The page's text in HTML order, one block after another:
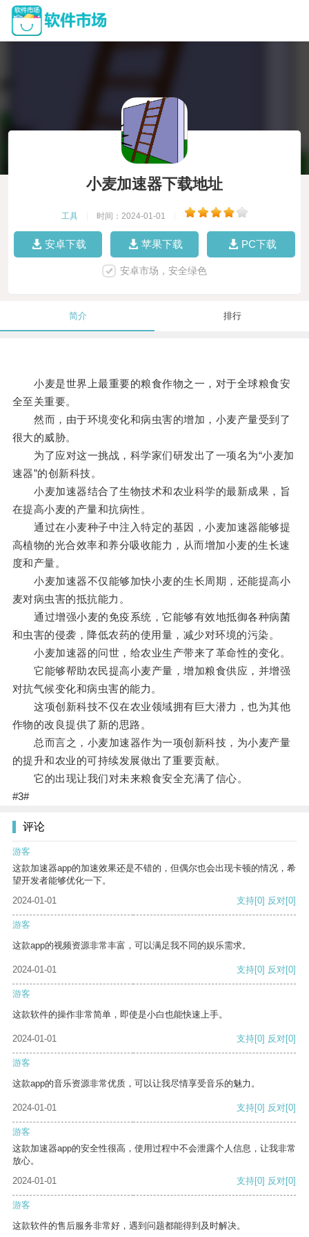
小麦加速器下载地址
工具 时间：2024-01-01
安卓下载 苹果下载 PC下载
安卓市场，安全绿色
简介 排行
小麦是世界上最重要的粮食作物之一，对于全球粮食安
全至关重要。
然而，由于环境变化和病虫害的增加，小麦产量受到了
很大的威胁。
为了应对这一挑战，科学家们研发出了一项名为“小麦加
速器”的创新科技。
小麦加速器结合了生物技术和农业科学的最新成果，旨
在提高小麦的产量和抗病性。
通过在小麦种子中注入特定的基因，小麦加速器能够提
高植物的光合效率和养分吸收能力，从而增加小麦的生长速
度和产量。
小麦加速器不仅能够加快小麦的生长周期，还能提高小
麦对病虫害的抵抗能力。
通过增强小麦的免疫系统，它能够有效地抵御各种病菌
和虫害的侵袭，降低农药的使用量，减少对环境的污染。
小麦加速器的问世，给农业生产带来了革命性的变化。
它能够帮助农民提高小麦产量，增加粮食供应，并增强
对抗气候变化和病虫害的能力。
这项创新科技不仅在农业领域拥有巨大潜力，也为其他
作物的改良提供了新的思路。
总而言之，小麦加速器作为一项创新科技，为小麦产量
的提升和农业的可持续发展做出了重要贡献。
它的出现让我们对未来粮食安全充满了信心。
#3#
评论
游客
这款加速器app的加速效果还是不错的，但偶尔也会出现卡顿的情况，希
望开发者能够优化一下。
2024-01-01
支持[0] 反对[0]
游客
这款app的视频资源非常丰富，可以满足我不同的娱乐需求。
2024-01-01 支持[0] 反对[0]
游客
这款软件的操作非常简单，即使是小白也能快速上手。
2024-01-01 支持[0] 反对[0]
游客
这款app的音乐资源非常优质，可以让我尽情享受音乐的魅力。
2024-01-01 支持[0] 反对[0]
游客
这款加速器app的安全性很高，使用过程中不会泄露个人信息，让我非常
放心。
2024-01-01
支持[0] 反对[0]
游客
这款软件的售后服务非常好，遇到问题都能得到及时解决。